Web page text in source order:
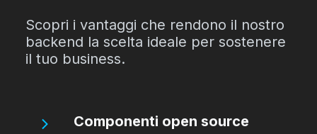
Scopri i vantaggi che rendono il nostro
backend la scelta ideale per sostenere
il tuo business.
Componenti open source